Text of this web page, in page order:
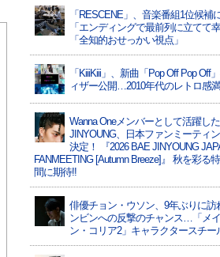
「RESCENE」、音楽番組1位候
「エンディングで最前列に立てて
「全知的おせっかい視点」
「KiiiKiii」、新曲「Pop Off Pop Off
ィザー公開…2010年代のレトロ感
Wanna Oneメンバーとして活躍し
JINYOUNG、日本ファンミーティ
決定！ 『2026 BAE JINYOUNG
FANMEETING [Autumn Breeze]』 秋を彩る
間に期待!!
俳優チョン・ウソン、9年ぶりに訪
ンビンへの反撃のチャンス…「メ
ン・コリア2」キャラクタースチー